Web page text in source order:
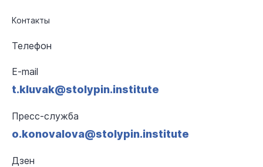
Контакты
Телефон
E-mail
t.kluvak@stolypin.institute
Пресс-служба
o.konovalova@stolypin.institute
Дзен